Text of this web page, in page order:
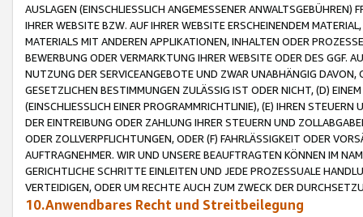
AUSLAGEN (EINSCHLIESSLICH ANGEMESSENER
IHRER WEBSITE BZW. AUF IHRER WEBSITE ERSCHEINENDEM
MATERIALS MIT ANDEREN APPLIKATIONEN, INHALTEN ODER
BEWERBUNG ODER VERMARKTUNG IHRER WEBSITE ODER DES GGF.
NUTZUNG DER SERVICEANGEBOTE UND ZWAR UNABHÄNGIG
GESETZLICHEN BESTIMMUNGEN ZULÄSSIG IST ODER NICHT, (D)
(EINSCHLIESSLICH EINER PROGRAMMRICHTLINIE), (E) IHREN
DER EINTREIBUNG ODER ZAHLUNG IHRER STEUERN UND
ODER ZOLLVERPFLICHTUNGEN, ODER (F) FAHRLÄSSIGKEIT ODER
AUFTRAGNEHMER. WIR UND UNSERE BEAUFTRAGTEN KÖNNEN IM
GERICHTLICHE SCHRITTE EINLEITEN UND JEDE PROZESSUALE
VERTEIDIGEN, ODER UM RECHTE AUCH ZUM ZWECK DER
10.Anwendbares Recht und Streitbeilegung